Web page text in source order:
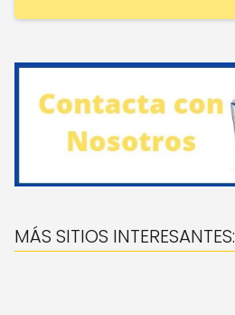
MÁS SITIOS INTERESANTES: